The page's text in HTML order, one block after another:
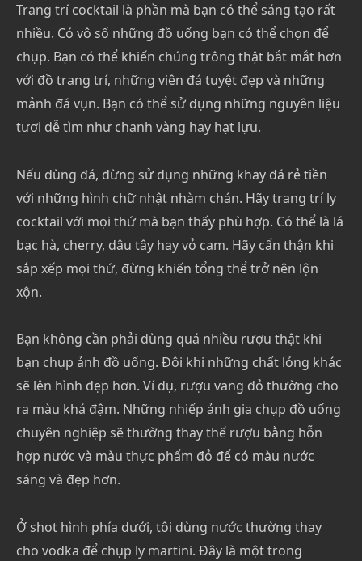
Trang trí cocktail là phần mà bạn có thể sáng tạo rất
nhiều. Có vô số những đồ uống bạn có thể chọn để
chụp. Bạn có thể khiến chúng trông thật bắt mắt hơn
với đồ trang trí, những viên đá tuyệt đẹp và những
mảnh đá vụn. Bạn có thể sử dụng những nguyên liệu
tươi dễ tìm như chanh vàng hay hạt lựu.
Nếu dùng đá, đừng sử dụng những khay đá rẻ tiền
với những hình chữ nhật nhàm chán. Hãy trang trí ly
cocktail với mọi thứ mà bạn thấy phù hợp. Có thể là lá
bạc hà, cherry, dâu tây hay vỏ cam. Hãy cẩn thận khi
sắp xếp mọi thứ, đừng khiến tổng thể trở nên lộn
xộn.
Bạn không cần phải dùng quá nhiều rượu thật khi
bạn chụp ảnh đồ uống. Đôi khi những chất lỏng khác
sẽ lên hình đẹp hơn. Ví dụ, rượu vang đỏ thường cho
ra màu khá đậm. Những nhiếp ảnh gia chụp đồ uống
chuyên nghiệp sẽ thường thay thế rượu bằng hỗn
hợp nước và màu thực phẩm đỏ để có màu nước
sáng và đẹp hơn.
Ở shot hình phía dưới, tôi dùng nước thường thay
cho vodka để chụp ly martini. Đây là một trong